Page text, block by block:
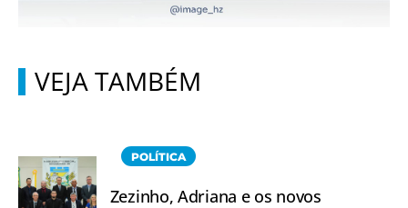
VEJA TAMBÉM
POLÍTICA
Zezinho, Adriana e os novos